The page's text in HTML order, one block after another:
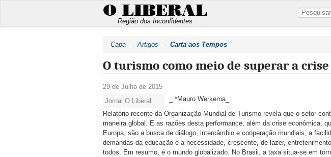
O LIBERAL
Região dos Inconfidentes
Capa Artigos Carta aos Tempos
O turismo como meio de superar a
29 de Julho de 2015
Jornal O Liberal
_ *Mauro Werkema_
Relatório recente da Organização Mundial de Turismo revela que o setor
maneira global. E as razões desta performance, além da crise econômica,
Europa, são a busca de diálogo, intercâmbio e cooperação mundiais, a
demandas da educação e a necessidade, crescente, de lazer,
todos. Em resumo, é o mundo globalizado. No Brasil, a taxa situa-se em